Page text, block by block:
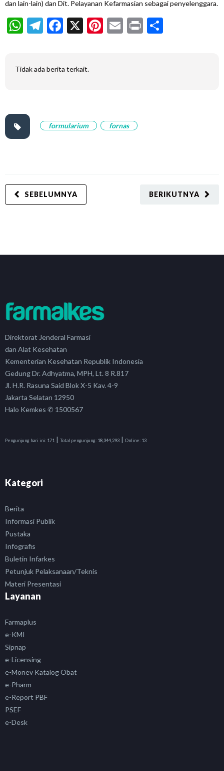
dan lain-lain) dan Dit. Pelayanan Kefarmasian sebagai penyelenggara.
WhatsApp
Telegram
Facebook
X Pinterest
Email
Print
Tidak ada berita terkait.
formularium fornas
BERIKUTNYA
SEBELUMNYA
Direktorat Jenderal Farmasi
dan Alat Kesehatan
Kementerian Kesehatan Republik Indonesia
Gedung Dr. Adhyatma, MPH, Lt. 8 R.817
Jl. H.R. Rasuna Said Blok X-5 Kav. 4-9
Jakarta Selatan 12950
Halo Kemkes ✆ 1500567
Pengunjung hari ini: 171 | Total pengunjung: 18,344,293 | Online: 13
Kategori
Berita
Informasi Publik
Pustaka
Infografis
Buletin Infarkes
Petunjuk Pelaksanaan/Teknis
Materi Presentasi
Layanan
Farmaplus
e-KMI
Sipnap
e-Licensing
e-Monev Katalog Obat
e-Pharm
e-Report PBF
PSEF
e-Desk